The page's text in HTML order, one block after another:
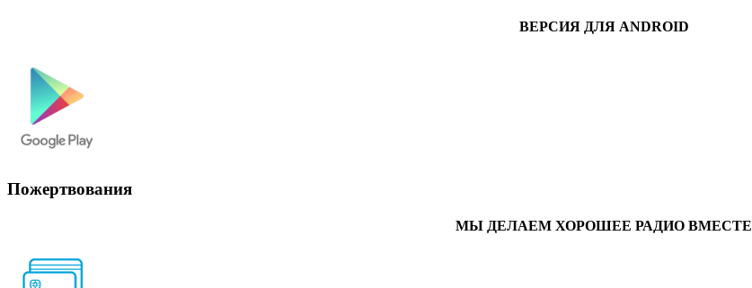
ВЕРСИЯ ДЛЯ ANDROID
Пожертвования
МЫ ДЕЛАЕМ ХОРОШЕЕ РАДИО ВМЕСТЕ